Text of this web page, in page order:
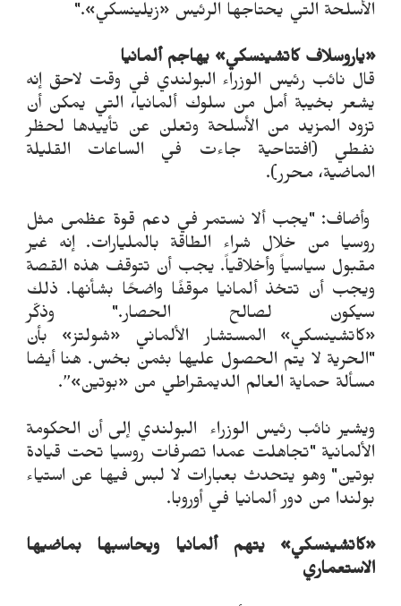
الأسلحة التي يحتاجها الرئيس «زيلينسكي»."
«ياروسلاف كاتشينسكي» يهاجم ألمانيا
قال نائب رئيس الوزراء البولندي في وقت لاحق إنه
يشعر بخيبة أمل من سلوك ألمانيا، التي يمكن أن
تزود المزيد من الأسلحة وتعلن عن تأييدها لحظر
نفطي (افتتاحية جاءت في الساعات القليلة
الماضية، محرر).
وأضاف: "يجب ألا نستمر في دعم قوة عظمى مثل
روسيا من خلال شراء الطاقة بالمليارات. إنه غير
مقبول سياسياً وأخلاقياً. يجب أن تتوقف هذه القصة
ويجب أن تتخذ ألمانيا موقفًا واضحًا بشأنها. ذلك
سيكون لصالح الحصار." وذكّر
«كاتشينسكي» المستشار الألماني «شولتز» بأن
"الحرية لا يتم الحصول عليها بثمن بخس. هنا أيضا
مسألة حماية العالم الديمقراطي من «بوتين»”.
ويشير نائب رئيس الوزراء البولندي إلى أن الحكومة
الألمانية "تجاهلت عمدا تصرفات روسيا تحت قيادة
بوتين" وهو يتحدث بعبارات لا لبس فيها عن استياء
بولندا من دور ألمانيا في أوروبا.
«كاتشينسكي» يتهم ألمانيا ويحاسبها بماضيها
الاستعماري